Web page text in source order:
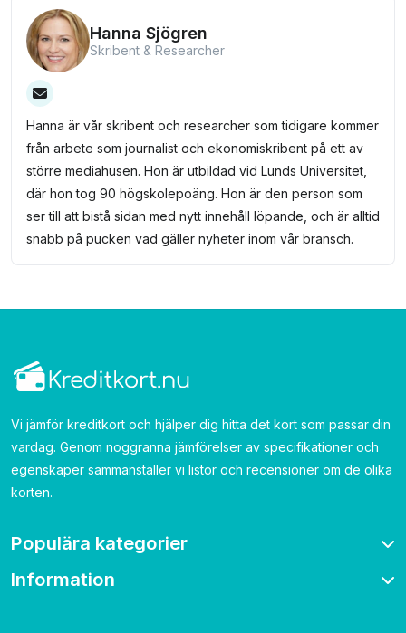
Hanna Sjögren
Skribent & Researcher
Hanna är vår skribent och researcher som tidigare kommer
från arbete som journalist och ekonomiskribent på ett av
större mediahusen. Hon är utbildad vid Lunds Universitet,
där hon tog 90 högskolepoäng. Hon är den person som
ser till att bistå sidan med nytt innehåll löpande, och är alltid
snabb på pucken vad gäller nyheter inom vår bransch.
Vi jämför kreditkort och hjälper dig hitta det kort som passar din
vardag. Genom noggranna jämförelser av specifikationer och
egenskaper sammanställer vi listor och recensioner om de olika
korten.
Populära kategorier
Bonuskort
Information